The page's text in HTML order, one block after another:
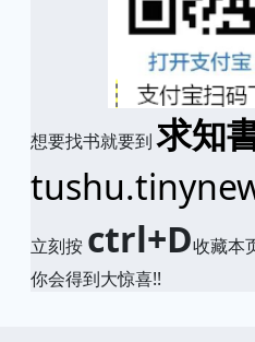
想要找书就要到求知
立刻按 ctrl+D收藏本
你会得到大惊喜!!